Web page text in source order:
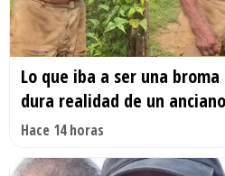
Lo que iba a ser una
dura realidad de un
Hace 14 horas